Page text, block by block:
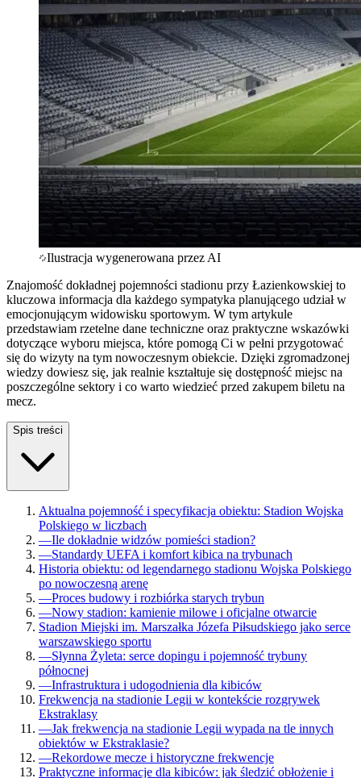
Ilustracja wygenerowana przez AI
Znajomość dokładnej pojemności stadionu przy Łazienkowskiej to
kluczowa informacja dla każdego sympatyka planującego udział w
emocjonującym widowisku sportowym. W tym artykule
przedstawiam rzetelne dane techniczne oraz praktyczne wskazówki
dotyczące wyboru miejsca, które pomogą Ci w pełni przygotować
się do wizyty na tym nowoczesnym obiekcie. Dzięki zgromadzonej
wiedzy dowiesz się, jak realnie kształtuje się dostępność miejsc na
poszczególne sektory i co warto wiedzieć przed zakupem biletu na
mecz.
Spis treści
Aktualna pojemność i specyfikacja obiektu: Stadion Wojska
Polskiego w liczbach
—Ile dokładnie widzów pomieści stadion?
—Standardy UEFA i komfort kibica na trybunach
Historia obiektu: od legendarnego stadionu Wojska Polskiego
po nowoczesną arenę
—Proces budowy i rozbiórka starych trybun
—Nowy stadion: kamienie milowe i oficjalne otwarcie
Stadion Miejski im. Marszałka Józefa Piłsudskiego jako serce
warszawskiego sportu
—Słynna Żyleta: serce dopingu i pojemność trybuny
północnej
—Infrastruktura i udogodnienia dla kibiców
Frekwencja na stadionie Legii w kontekście rozgrywek
Ekstraklasy
—Jak frekwencja na stadionie Legii wypada na tle innych
obiektów w Ekstraklasie?
—Rekordowe mecze i historyczne frekwencje
Praktyczne informacje dla kibiców: jak śledzić obłożenie i